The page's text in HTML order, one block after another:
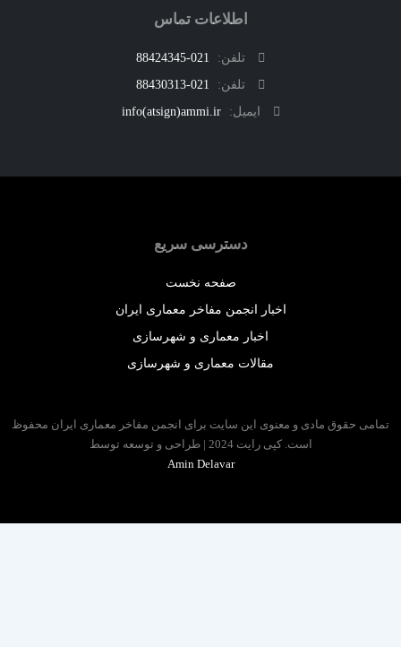
اطلاعات تماس
تلفن:
021-88424345
تلفن:
021-88430313
ایمیل:
info(atsign)ammi.ir
دسترسی سریع
صفحه نخست
اخبار انجمن مفاخر معماری ایران
اخبار معماری و شهرسازی
مقالات معماری و شهرسازی
حقوق مادی و معنوی این سایت برای انجمن مفاخر معماری ایران محفوظ
است. کپی رایت 2024 | طراحی و توسعه توسط
Amin Delavar